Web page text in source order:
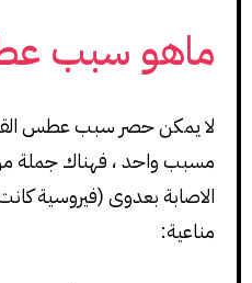
ماهو سبب
لا يمكن حصر سبب عطس
مسبب واحد ، فهناك جملة من
الاصابة بعدوى (فيروسية
مناعية: